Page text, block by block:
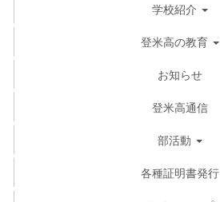
学校紹介
登米高の教育
お知らせ
登米高通信
部活動
各種証明書発行